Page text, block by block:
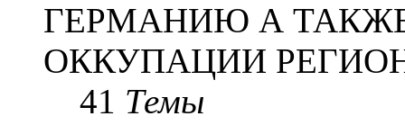
ГЕРМАНИЮ А
ОККУПАЦИИ
41 Темы